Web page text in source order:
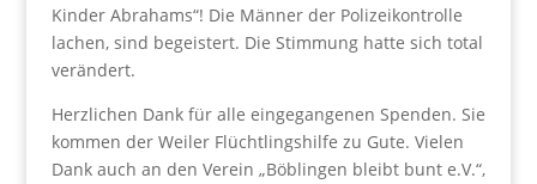
Kinder Abrahams“! Die Männer der Polizeikontrolle
lachen, sind begeistert. Die Stimmung hatte sich total
verändert.
Herzlichen Dank für alle eingegangenen Spenden. Sie
kommen der Weiler Flüchtlingshilfe zu Gute. Vielen
Dank auch an den Verein „Böblingen bleibt bunt e.V.“,